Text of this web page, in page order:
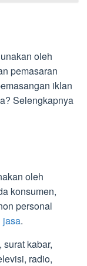
oleh
pemasaran
iklan
Selengkapnya
oleh
konsumen,
personal
jasa.
kabar,
radio,